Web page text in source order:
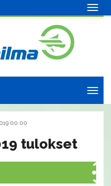
00:00
tulokset